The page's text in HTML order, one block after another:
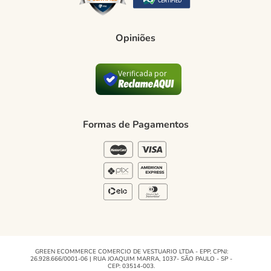
Política de Privacidade
Regulamento e Promoções
Opiniões
Verificada por
Formas de Pagamentos
GREEN ECOMMERCE COMERCIO DE VESTUARIO LTDA - EPP, CPNJ:
26.928.666/0001-06 | RUA JOAQUIM MARRA, 1037- SÃO PAULO - SP -
CEP: 03514-003.